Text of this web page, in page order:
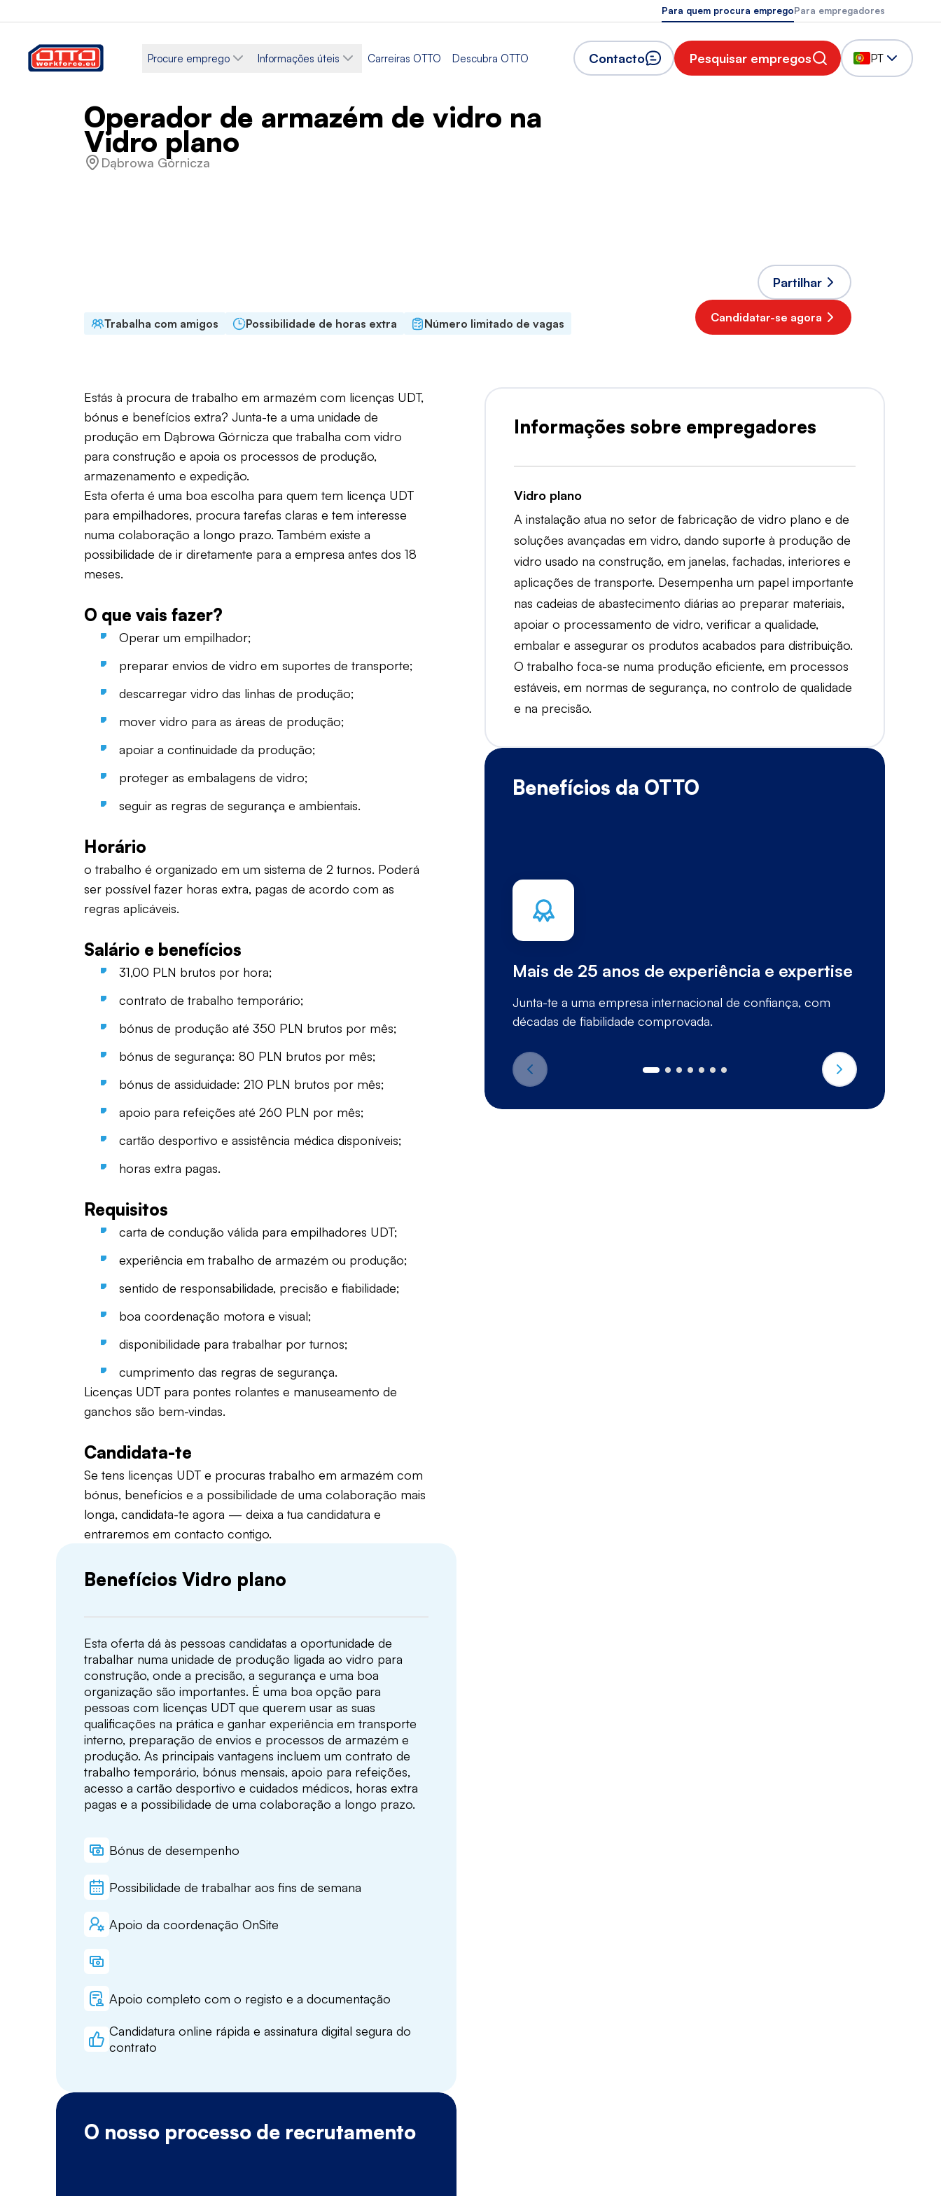
Para quem procura empregoPara empregadores
Procure emprego Informações úteis Carreiras OTTO Descubra OTTO Contacto Pesquisar empregos PT
Operador de armazém de vidro na
Vidro plano
Dąbrowa Górnicza
Trabalha com amigos Possibilidade de horas extra Número limitado de vagas
Partilhar
Candidatar-se agora
Estás à procura de trabalho em armazém com licenças UDT,
bónus e benefícios extra? Junta-te a uma unidade de
produção em Dąbrowa Górnicza que trabalha com vidro
para construção e apoia os processos de produção,
armazenamento e expedição.
Esta oferta é uma boa escolha para quem tem licença UDT
para empilhadores, procura tarefas claras e tem interesse
numa colaboração a longo prazo. Também existe a
possibilidade de ir diretamente para a empresa antes dos 18
meses.
O que vais fazer?
Operar um empilhador;
preparar envios de vidro em suportes de transporte;
descarregar vidro das linhas de produção;
mover vidro para as áreas de produção;
apoiar a continuidade da produção;
proteger as embalagens de vidro;
seguir as regras de segurança e ambientais.
Horário
o trabalho é organizado em um sistema de 2 turnos. Poderá
ser possível fazer horas extra, pagas de acordo com as
regras aplicáveis.
Salário e benefícios
31,00 PLN brutos por hora;
contrato de trabalho temporário;
bónus de produção até 350 PLN brutos por mês;
bónus de segurança: 80 PLN brutos por mês;
bónus de assiduidade: 210 PLN brutos por mês;
apoio para refeições até 260 PLN por mês;
cartão desportivo e assistência médica disponíveis;
horas extra pagas.
Requisitos
carta de condução válida para empilhadores UDT;
experiência em trabalho de armazém ou produção;
sentido de responsabilidade, precisão e fiabilidade;
boa coordenação motora e visual;
disponibilidade para trabalhar por turnos;
cumprimento das regras de segurança.
Licenças UDT para pontes rolantes e manuseamento de
ganchos são bem-vindas.
Candidata-te
Se tens licenças UDT e procuras trabalho em armazém com
bónus, benefícios e a possibilidade de uma colaboração mais
longa, candidata-te agora — deixa a tua candidatura e
entraremos em contacto contigo.
Benefícios Vidro plano
Esta oferta dá às pessoas candidatas a oportunidade de
trabalhar numa unidade de produção ligada ao vidro para
construção, onde a precisão, a segurança e uma boa
organização são importantes. É uma boa opção para
pessoas com licenças UDT que querem usar as suas
qualificações na prática e ganhar experiência em transporte
interno, preparação de envios e processos de armazém e
produção. As principais vantagens incluem um contrato de
trabalho temporário, bónus mensais, apoio para refeições,
acesso a cartão desportivo e cuidados médicos, horas extra
pagas e a possibilidade de uma colaboração a longo prazo.
Bónus de desempenho
Possibilidade de trabalhar aos fins de semana
Apoio da coordenação OnSite
Apoio completo com o registo e a documentação
Candidatura online rápida e assinatura digital segura do
contrato
O nosso processo de recrutamento
Informações sobre empregadores
Vidro plano
A instalação atua no setor de fabricação de vidro plano e de
soluções avançadas em vidro, dando suporte à produção de
vidro usado na construção, em janelas, fachadas, interiores e
aplicações de transporte. Desempenha um papel importante
nas cadeias de abastecimento diárias ao preparar materiais,
apoiar o processamento de vidro, verificar a qualidade,
embalar e assegurar os produtos acabados para distribuição.
O trabalho foca-se numa produção eficiente, em processos
estáveis, em normas de segurança, no controlo de qualidade
e na precisão.
Benefícios da OTTO
Mais de 25 anos de experiência e expertise
Junta-te a uma empresa internacional de confiança, com
décadas de fiabilidade comprovada.